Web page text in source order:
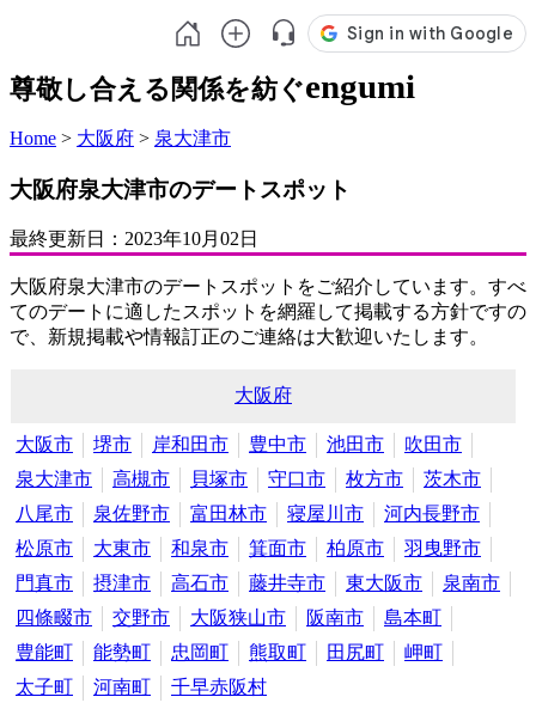
尊敬し合える関係を紡ぐengumi
Home > 大阪府 > 泉大津市
大阪府泉大津市のデートスポット
最終更新日： 2023年10月02日
大阪府泉大津市のデートスポットをご紹介しています。すべ
てのデートに適したスポットを網羅して掲載する方針ですの
で、新規掲載や情報訂正のご連絡は大歓迎いたします。
大阪府
大阪市 堺市 岸和田市 豊中市 池田市
吹田市
泉大津市
高槻市 貝塚市 守口市 枚方市
茨木市
八尾市
泉佐野市 富田林市 寝屋川市
河内長野市
松原市
大東市 和泉市 箕面市 柏原市
羽曳野市
門真市
摂津市 高石市 藤井寺市 東大阪市
泉南市
四條畷市
交野市 大阪狭山市 阪南市
島本町
豊能町
能勢町 忠岡町 熊取町 田尻町
岬町
太子町
河南町 千早赤阪村